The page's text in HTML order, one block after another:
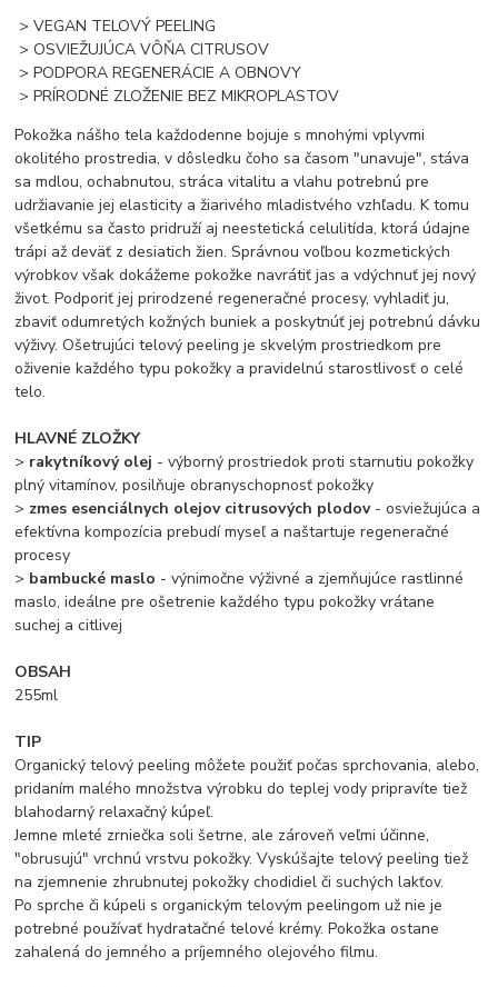
> VEGAN TELOVÝ PEELING
> OSVIEŽUJÚCA VÔŇA CITRUSOV
> PODPORA REGENERÁCIE A OBNOVY
> PRÍRODNÉ ZLOŽENIE BEZ MIKROPLASTOV
Pokožka nášho tela každodenne bojuje s mnohými vplyvmi
okolitého prostredia, v dôsledku čoho sa časom "unavuje", stáva
sa mdlou, ochabnutou, stráca vitalitu a vlahu potrebnú pre
udržiavanie jej elasticity a žiarivého mladistvého vzhľadu. K tomu
všetkému sa často pridruží aj neestetická celulitída, ktorá údajne
trápi až deväť z desiatich žien. Správnou voľbou kozmetických
výrobkov však dokážeme pokožke navrátiť jas a vdýchnuť jej nový
život. Podporiť jej prirodzené regeneračné procesy, vyhladiť ju,
zbaviť odumretých kožných buniek a poskytnúť jej potrebnú dávku
výživy. Ošetrujúci telový peeling je skvelým prostriedkom pre
oživenie každého typu pokožky a pravidelnú starostlivosť o celé
telo.
HLAVNÉ ZLOŽKY
> rakytníkový olej - výborný prostriedok proti starnutiu pokožky
plný vitamínov, posilňuje obranyschopnosť pokožky
> zmes esenciálnych olejov citrusových plodov- osviežujúca a
efektívna kompozícia prebudí myseľ a naštartuje regeneračné
procesy
> bambucké maslo - výnimočne výživné a zjemňujúce rastlinné
maslo, ideálne pre ošetrenie každého typu pokožky vrátane
suchej a citlivej
OBSAH
255ml
TIP
Organický telový peeling môžete použiť počas sprchovania, alebo,
pridaním malého množstva výrobku do teplej vody pripravíte tiež
blahodarný relaxačný kúpeľ.
Jemne mleté zrniečka soli šetrne, ale zároveň veľmi účinne,
"obrusujú" vrchnú vrstvu pokožky. Vyskúšajte telový peeling tiež
na zjemnenie zhrubnutej pokožky chodidiel či suchých lakťov.
Po sprche či kúpeli s organickým telovým peelingom už nie je
potrebné používať hydratačné telové krémy. Pokožka ostane
zahalená do jemného a príjemného olejového filmu.